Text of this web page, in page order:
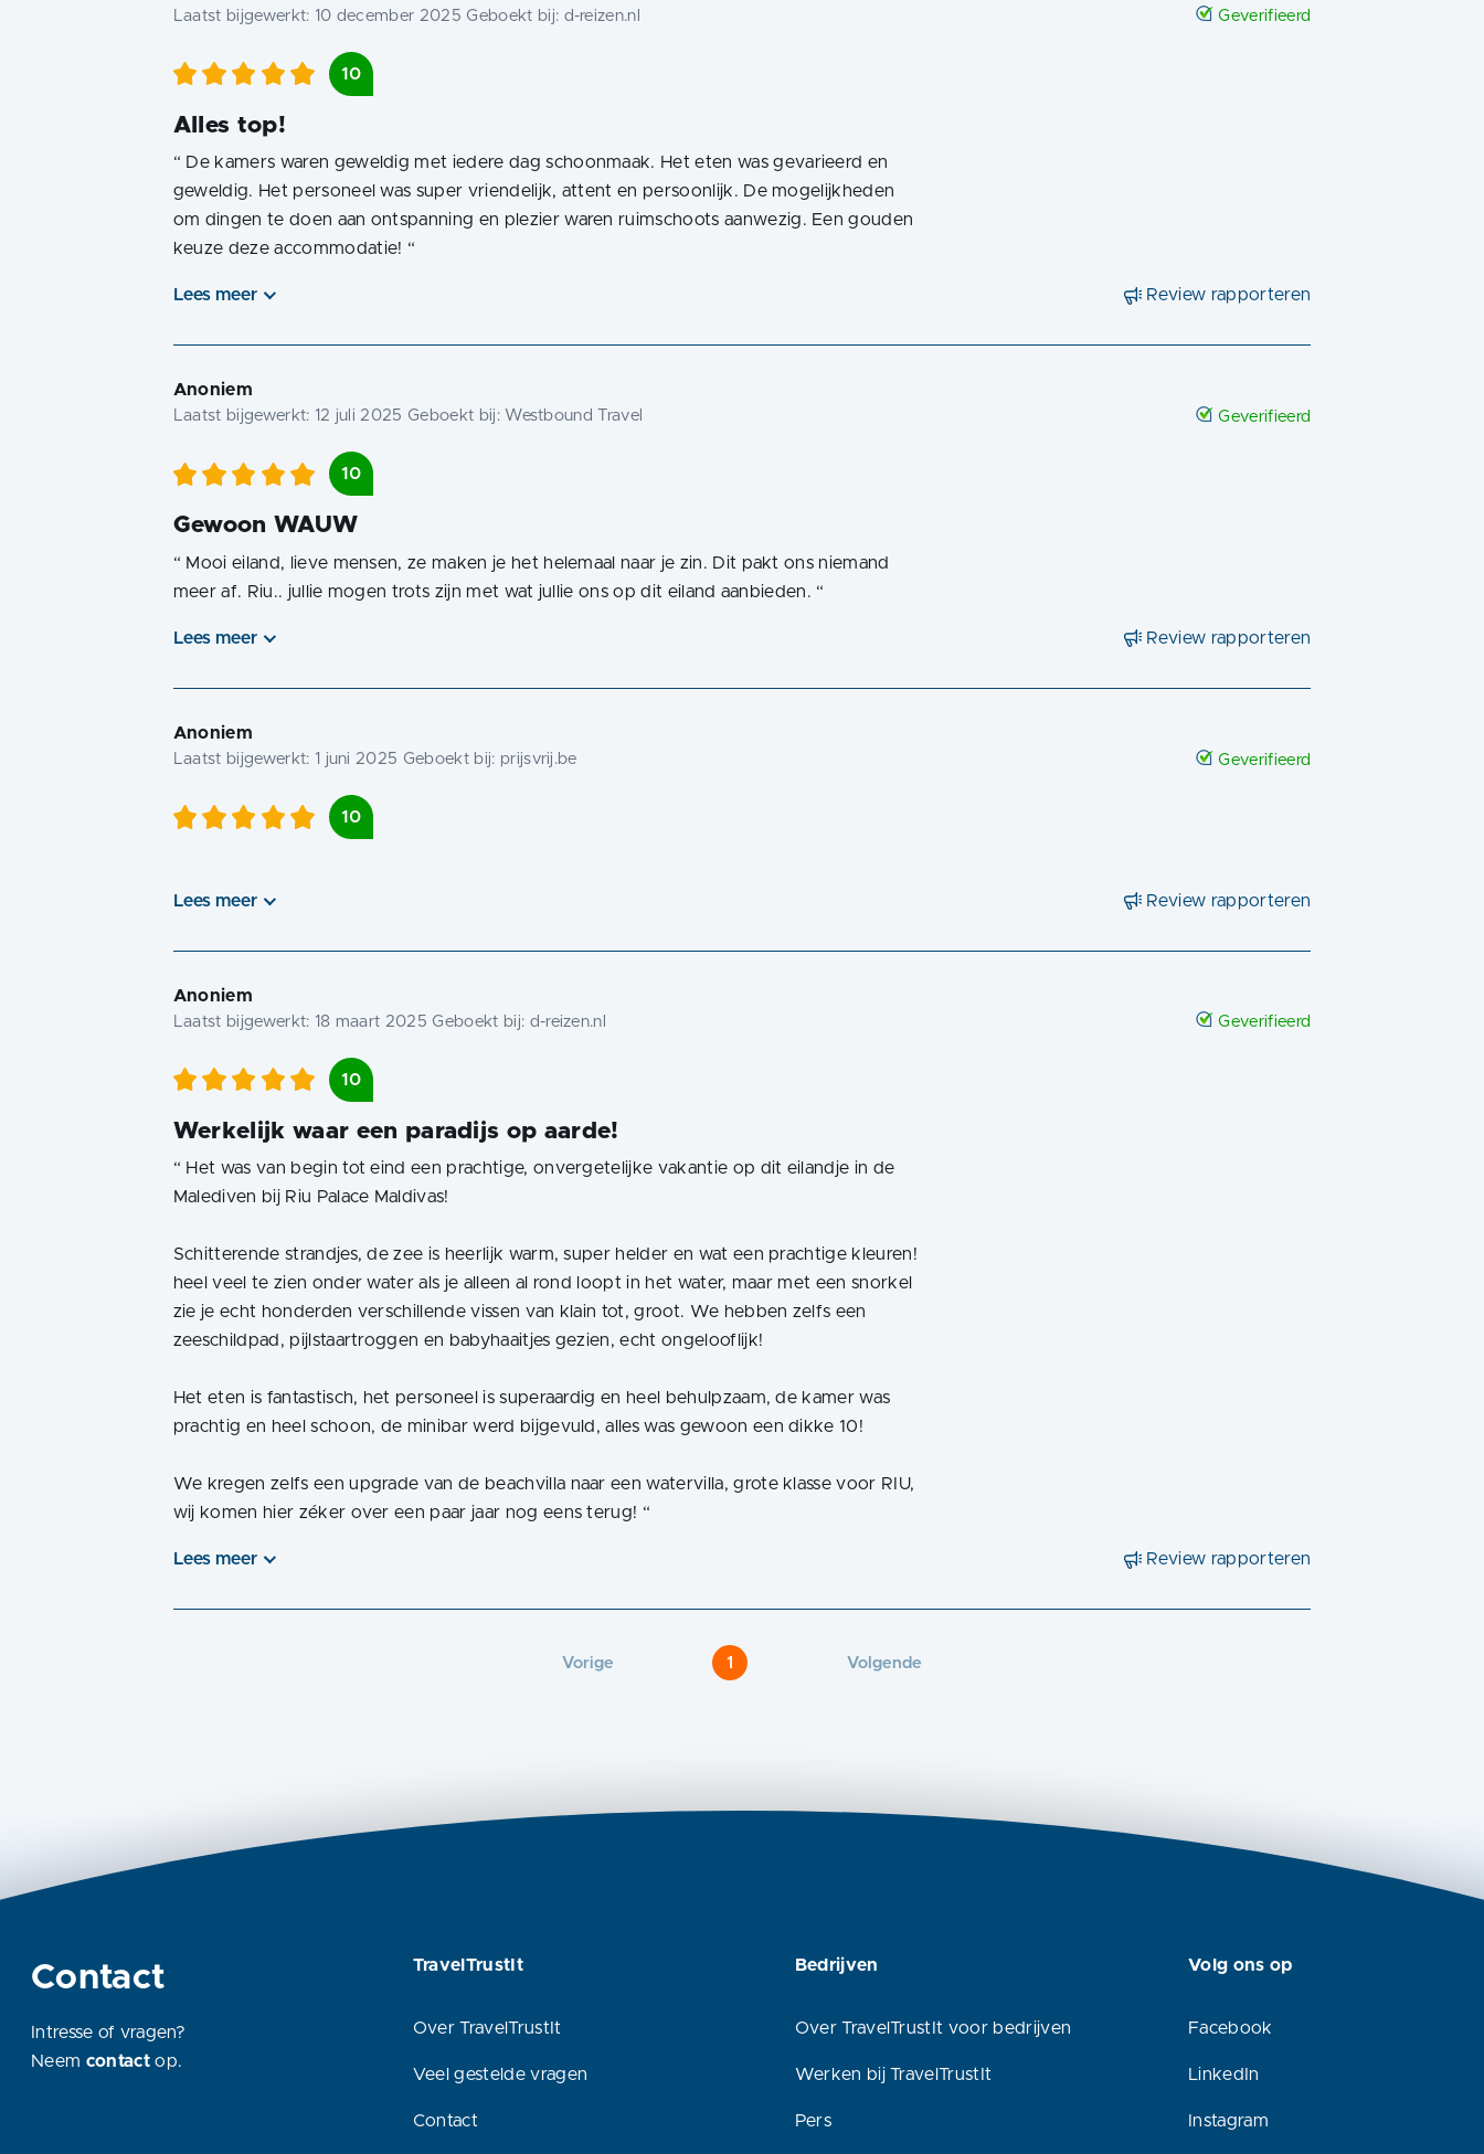
Laatst bijgewerkt: 10 december 2025 Geboekt bij: d-reizen.nl Geverifieerd
10
Alles top!
“ De kamers waren geweldig met iedere dag schoonmaak. Het eten was gevarieerd en
geweldig. Het personeel was super vriendelijk, attent en persoonlijk. De mogelijkheden
om dingen te doen aan ontspanning en plezier waren ruimschoots aanwezig. Een gouden
keuze deze accommodatie! “
Lees meer Review rapporteren
Anoniem
Laatst bijgewerkt: 12 juli 2025 Geboekt bij: Westbound Travel Geverifieerd
10
Gewoon WAUW
“ Mooi eiland, lieve mensen, ze maken je het helemaal naar je zin. Dit pakt ons niemand
meer af. Riu.. jullie mogen trots zijn met wat jullie ons op dit eiland aanbieden. “
Lees meer Review rapporteren
Anoniem
Laatst bijgewerkt: 1 juni 2025 Geboekt bij: prijsvrij.be Geverifieerd
10
Lees meer Review rapporteren
Anoniem
Laatst bijgewerkt: 18 maart 2025 Geboekt bij: d-reizen.nl Geverifieerd
10
Werkelijk waar een paradijs op aarde!
“ Het was van begin tot eind een prachtige, onvergetelijke vakantie op dit eilandje in de
Malediven bij Riu Palace Maldivas!
Schitterende strandjes, de zee is heerlijk warm, super helder en wat een prachtige kleuren!
heel veel te zien onder water als je alleen al rond loopt in het water, maar met een snorkel
zie je echt honderden verschillende vissen van klain tot, groot. We hebben zelfs een
zeeschildpad, pijlstaartroggen en babyhaaitjes gezien, echt ongelooflijk!
Het eten is fantastisch, het personeel is superaardig en heel behulpzaam, de kamer was
prachtig en heel schoon, de minibar werd bijgevuld, alles was gewoon een dikke 10!
We kregen zelfs een upgrade van de beachvilla naar een watervilla, grote klasse voor RIU,
wij komen hier zéker over een paar jaar nog eens terug! “
Lees meer Review rapporteren
Vorige 1 Volgende
Contact
Intresse of vragen?
Neem contact op.
TravelTrustIt
Over TravelTrustIt
Veel gestelde vragen
Contact
Bedrijven
Over TravelTrustIt voor bedrijven
Werken bij TravelTrustIt
Pers
Volg ons op
Facebook
LinkedIn
Instagram